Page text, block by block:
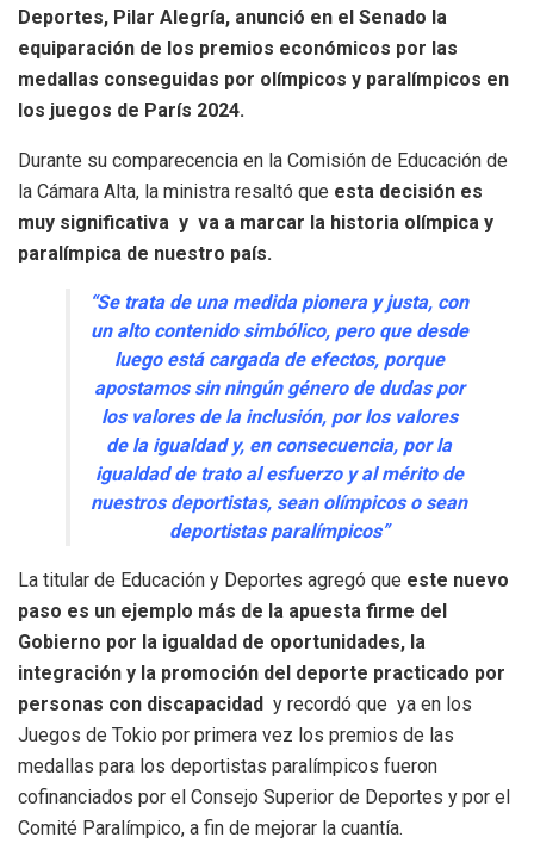
Deportes, Pilar Alegría, anunció en el Senado la
equiparación de los premios económicos por las
medallas conseguidas por olímpicos y paralímpicos en
los juegos de París 2024.
Durante su comparecencia en la Comisión de Educación de
la Cámara Alta, la ministra resaltó que esta decisión es
muy significativa y va a marcar la historia olímpica y
paralímpica de nuestro país.
“Se trata de una medida pionera y justa, con
un alto contenido simbólico, pero que desde
luego está cargada de efectos, porque
apostamos sin ningún género de dudas por
los valores de la inclusión, por los valores
de la igualdad y, en consecuencia, por la
igualdad de trato al esfuerzo y al mérito de
nuestros deportistas, sean olímpicos o sean
deportistas paralímpicos”
La titular de Educación y Deportes agregó que este nuevo
paso es un ejemplo más de la apuesta firme del
Gobierno por la igualdad de oportunidades, la
integración y la promoción del deporte practicado por
personas con discapacidad y recordó que ya en los
Juegos de Tokio por primera vez los premios de las
medallas para los deportistas paralímpicos fueron
cofinanciados por el Consejo Superior de Deportes y por el
Comité Paralímpico, a fin de mejorar la cuantía.